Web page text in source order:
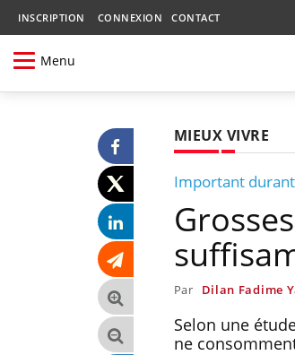
INSCRIPTION CONNEXION CONTACT
Menu
MIEUX VIVRE
Important
Par Dilan Fadime
Selon une
ne